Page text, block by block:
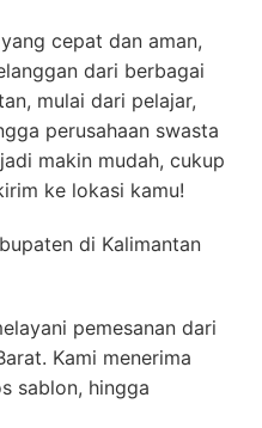
cepat dan aman,
dari berbagai
mulai dari pelajar,
perusahaan swasta
makin mudah, cukup
ke lokasi kamu!
di Kalimantan
pemesanan dari
Kami menerima
sablon, hingga